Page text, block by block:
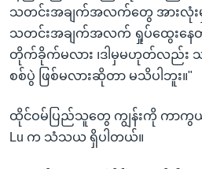
သတင်းအချက်အလက်တွေ အားလုံးမှ
သတင်းအချက်အလက် ရှုပ်ထွေးနေတာ
တိုက်ခိုက်မလား ၊ဒါမှမဟုတ်လည်
စစ်ပွဲ ဖြစ်မလားဆိုတာ မသိပါဘူး။"
ထိုင်ဝမ်ပြည်သူတွေ ကျွန်းကို ကာကွ
Lu က သံသယ ရှိပါတယ်။